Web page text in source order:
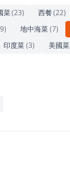
菜(23) 西餐(22)
9) 地中海菜(7)
印度菜(3) 美國菜